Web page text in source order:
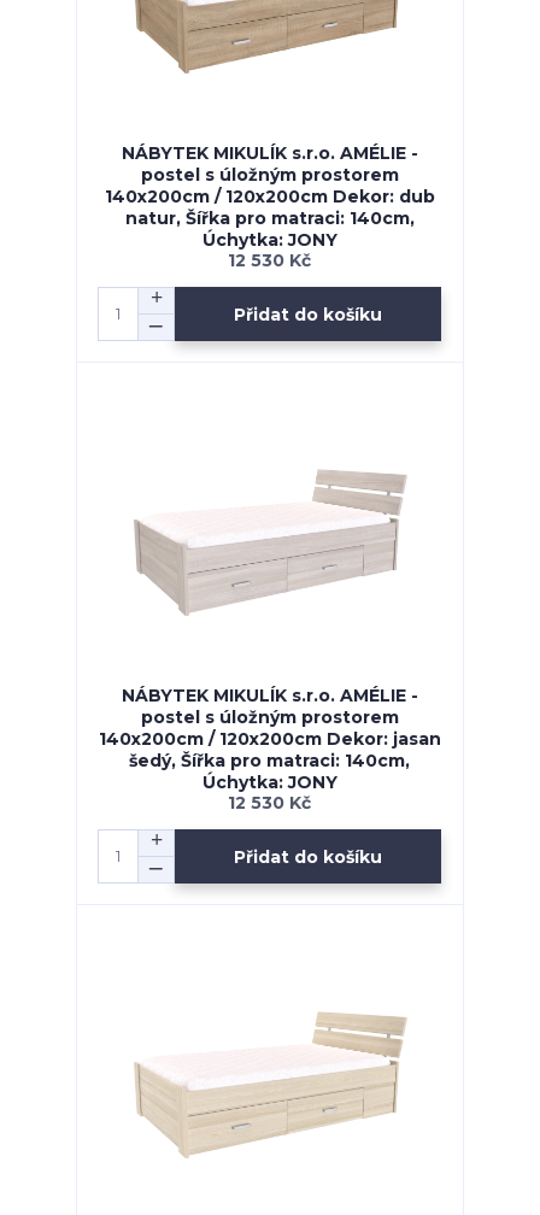
NÁBYTEK MIKULÍK s.r.o. AMÉLIE -
postel s úložným prostorem
140x200cm / 120x200cm Dekor: dub
natur, Šířka pro matraci: 140cm,
Úchytka: JONY
12 530 Kč
Přidat do košíku
NÁBYTEK MIKULÍK s.r.o. AMÉLIE -
postel s úložným prostorem
140x200cm / 120x200cm Dekor: jasan
šedý, Šířka pro matraci: 140cm,
Úchytka: JONY
12 530 Kč
Přidat do košíku